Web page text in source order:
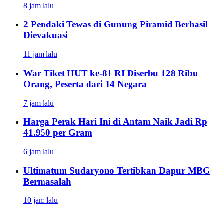
8 jam lalu
2 Pendaki Tewas di Gunung Piramid Berhasil
Dievakuasi
11 jam lalu
War Tiket HUT ke-81 RI Diserbu 128 Ribu
Orang, Peserta dari 14 Negara
7 jam lalu
Harga Perak Hari Ini di Antam Naik Jadi Rp
41.950 per Gram
6 jam lalu
Ultimatum Sudaryono Tertibkan Dapur MBG
Bermasalah
10 jam lalu